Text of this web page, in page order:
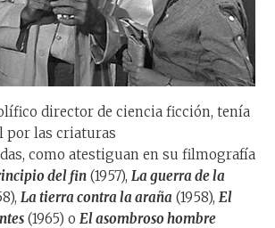
director de ciencia ficción, tenía
por las criaturas
como atestiguan en su filmografía
del fin (1957), La guerra de la
La tierra contra la araña (1958), El
(1965) o El asombroso hombre